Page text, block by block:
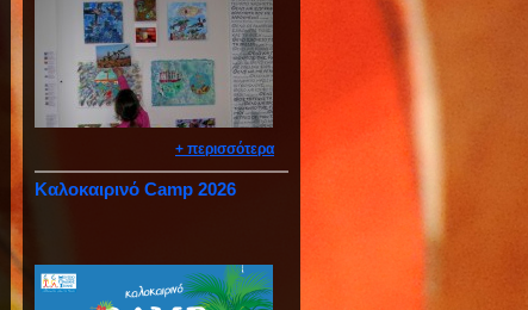
+ περισσότερα
Καλοκαιρινό Camp 2026